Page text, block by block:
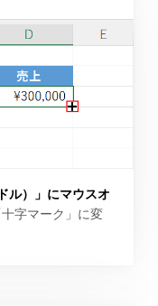
ル）」にマウスオ
字マーク」に変